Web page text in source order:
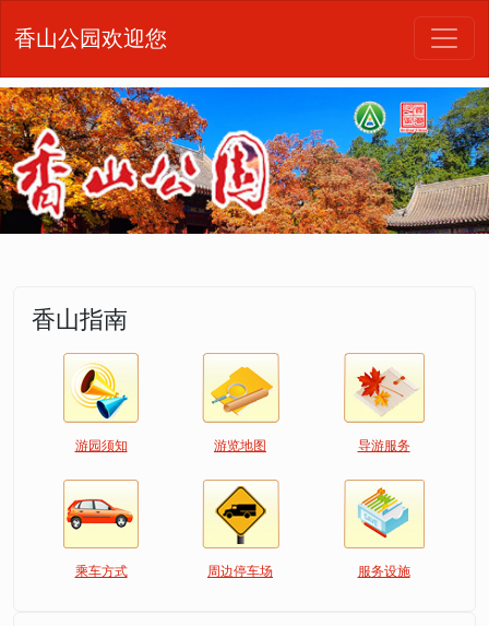
香山公园欢迎您
香山指南
游园须知 游览地图 导游服务
乘车方式 周边停车场 服务设施